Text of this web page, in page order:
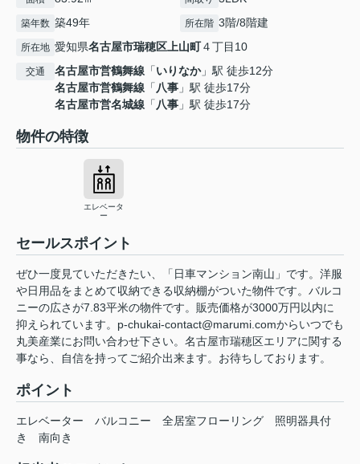
築年数 築49年 所在階 3階/8階建
所在地 愛知県名古屋市瑞穂区上山町４丁目10
交通 名古屋市営鶴舞線 「いりなか」駅 徒歩12分
名古屋市営鶴舞線 「八事 」駅 徒歩17分
名古屋市営名城線 「八事 」駅 徒歩17分
物件の特徴
エレベータ
ー
セールスポイント
ぜひ一度見ていただきたい、「日車マンション南山」です。洋服
や日用品をまとめて収納できる収納棚がついた物件です。バルコ
ニーの広さが7.83平米の物件です。販売価格が3000万円以内に
抑えられています。p-chukai-contact@marumi.comからいつでも
丸美産業にお問い合わせ下さい。名古屋市瑞穂区エリアに関する
事なら、自信を持ってご紹介出来ます。お待ちしております。
ポイント
エレベーター バルコニー 全居室フローリング
照明器具付
き
南向き